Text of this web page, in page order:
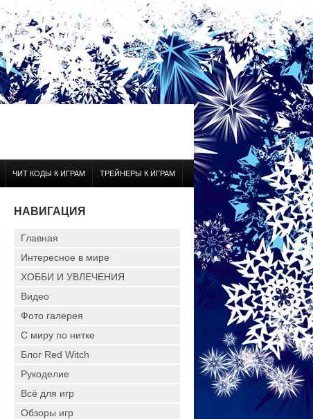
ЧИТ КОДЫ К ИГРАМ ТРЕЙНЕРЫ К ИГРАМ
НАВИГАЦИЯ
Главная
Интересное в мире
ХОББИ И УВЛЕЧЕНИЯ
Видео
Фото галерея
С миру по нитке
Блог Red Witch
Рукоделие
Всё для игр
Обзоры игр